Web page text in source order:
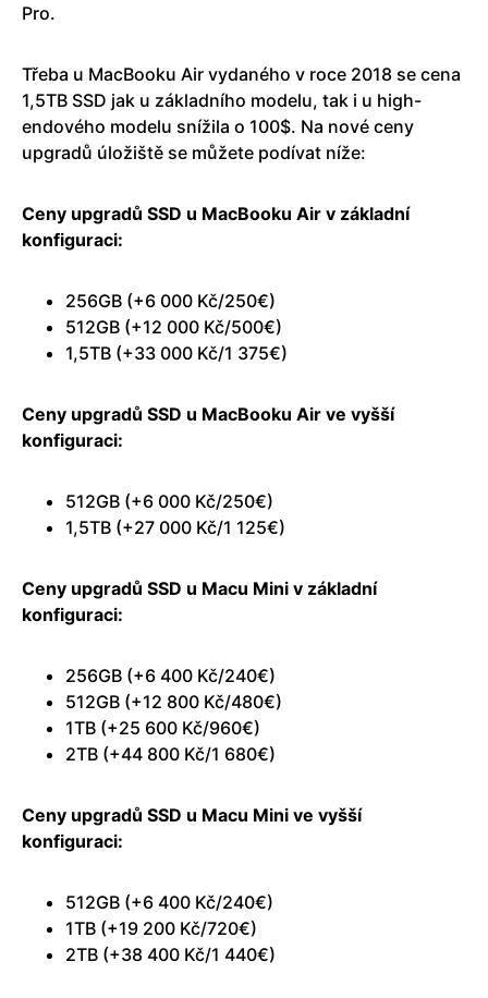
Pro.
Třeba u MacBooku Air vydaného v roce 2018 se cena
1,5TB SSD jak u základního modelu, tak i u high-
endového modelu snížila o 100$. Na nové ceny
upgradů úložiště se můžete podívat níže:
Ceny upgradů SSD u MacBooku Air v základní
konfiguraci:
256GB (+6 000 Kč/250€)
512GB (+12 000 Kč/500€)
1,5TB (+33 000 Kč/1 375€)
Ceny upgradů SSD u MacBooku Air ve vyšší
konfiguraci:
512GB (+6 000 Kč/250€)
1,5TB (+27 000 Kč/1 125€)
Ceny upgradů SSD u Macu Mini v základní
konfiguraci:
256GB (+6 400 Kč/240€)
512GB (+12 800 Kč/480€)
1TB (+25 600 Kč/960€)
2TB (+44 800 Kč/1 680€)
Ceny upgradů SSD u Macu Mini ve vyšší
konfiguraci:
512GB (+6 400 Kč/240€)
1TB (+19 200 Kč/720€)
2TB (+38 400 Kč/1 440€)